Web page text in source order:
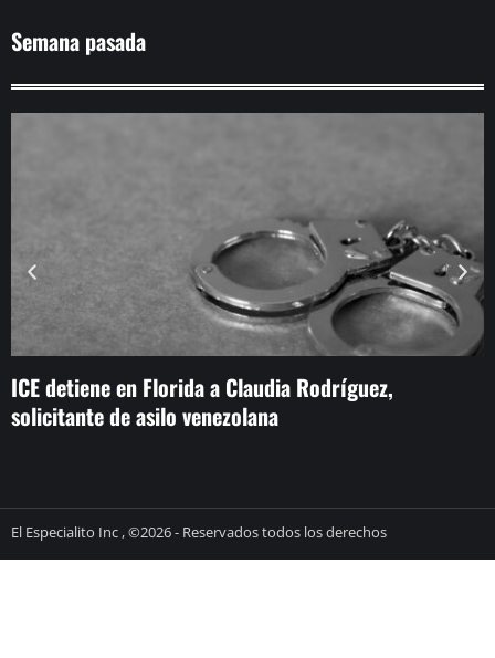
Semana pasada
ICE detiene en Florida a Claudia Rodríguez,
solicitante de asilo venezolana
El Especialito Inc , ©2026 - Reservados todos los derechos